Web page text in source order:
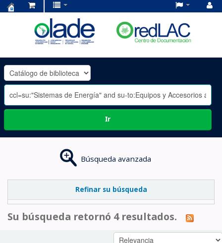
OLADE
-
Ir
Búsqueda avanzada
Refinar su búsqueda
Su búsqueda retornó 4 resultados.